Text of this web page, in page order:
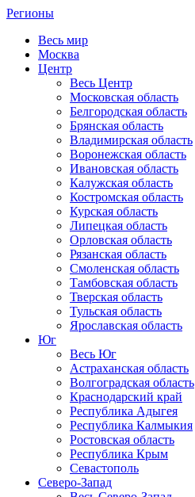
Регионы
Весь мир
Москва
Центр
Весь Центр
Московская область
Белгородская область
Брянская область
Владимирская область
Воронежская область
Ивановская область
Калужская область
Костромская область
Курская область
Липецкая область
Орловская область
Рязанская область
Смоленская область
Тамбовская область
Тверская область
Тульская область
Ярославская область
Юг
Весь Юг
Астраханская область
Волгоградская область
Краснодарский край
Республика Адыгея
Республика Калмыкия
Ростовская область
Республика Крым
Севастополь
Северо-Запад